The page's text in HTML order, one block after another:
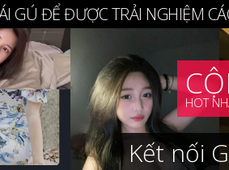
GÚ ĐỂ ĐƯỢC TRẢI NGHIỆM
Kết nối
HOT